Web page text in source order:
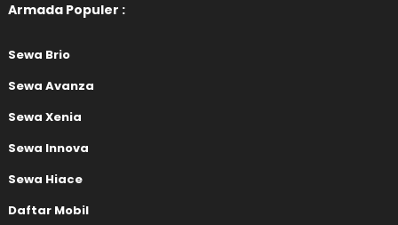
Armada Populer :
Sewa Brio
Sewa Avanza
Sewa Xenia
Sewa Innova
Sewa Hiace
Daftar Mobil